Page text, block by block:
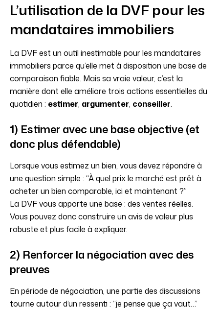
L’utilisation de la DVF pour les
mandataires immobiliers
La DVF est un outil inestimable pour les mandataires
immobiliers parce qu’elle met à disposition une base de
comparaison fiable. Mais sa vraie valeur, c’est la
manière dont elle améliore trois actions essentielles du
quotidien : estimer, argumenter, conseiller.
1) Estimer avec une base objective (et
donc plus défendable)
Lorsque vous estimez un bien, vous devez répondre à
une question simple : “À quel prix le marché est prêt à
acheter un bien comparable, ici et maintenant ?”
La DVF vous apporte une base : des ventes réelles.
Vous pouvez donc construire un avis de valeur plus
robuste et plus facile à expliquer.
2) Renforcer la négociation avec des
preuves
En période de négociation, une partie des discussions
tourne autour d’un ressenti : “je pense que ça vaut…”